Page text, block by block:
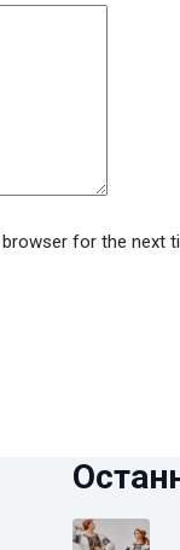
for the next